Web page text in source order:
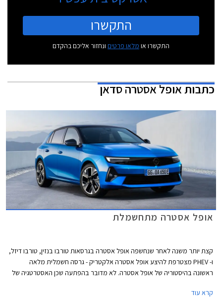
התקשרו
התקשרו או מלאו פרטים ונחזור אליכם בהקדם
כתבותאופל אסטרה סדאן
אופל אסטרה מתחשמלת
קצת יותר משנה לאחר שנחשפה אופל אסטרה בגרסאות טורבו בנזין, טורבו דיזל,
ו- PHEV מצטרפת להיצע אופל אסטרה אלקטריק - גרסה חשמלית מלאה
ראשונה בהיסטוריה של אופל אסטרה. לא מדובר בהפתעה שכן האסטרטגיה של
קרא עוד